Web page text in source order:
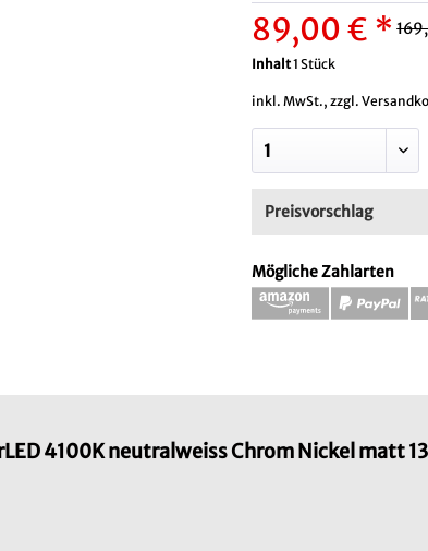
89,00 € *
Inhalt1 Stück
inkl. MwSt., zzgl.
Preisvorschlag
Mögliche Zahlarten
4100K neutralweiss Chrom Nickel matt